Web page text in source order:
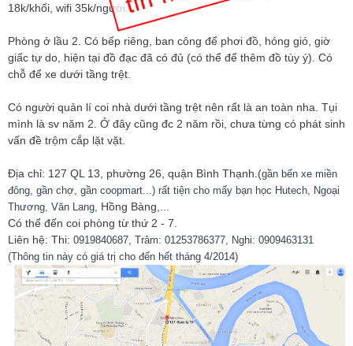
18k/khối, wifi 35k/người.
Phòng ở lầu 2. Có bếp riêng, ban công để phơi đồ, hóng gió, giờ
giấc tự do, hiện tại đồ đạc đã có đủ (có thể để thêm đồ tùy ý). Có
chỗ để xe dưới tầng trệt.
Có người quản lí coi nhà dưới tầng trệt nên rất là an toàn nha. Tụi
mình là sv năm 2. Ở đây cũng đc 2 năm rồi, chưa từng có phát sinh
vấn đề trộm cắp lặt vặt.
Địa chỉ: 127 QL 13, phường 26, quận Bình Thạnh.(gần bến xe miền
đông, gần chợ, gần coopmart...) rất tiện cho mấy bạn học Hutech, Ngoại
Thương, Văn Lang, Hồng Bàng,...
Có thể đến coi phòng từ thứ 2 - 7.
Liên hệ: Thi: 0919840687, Trâm: 01253786377, Nghi: 0909463131
(Thông tin này có giá trị cho đến hết tháng 4/2014)